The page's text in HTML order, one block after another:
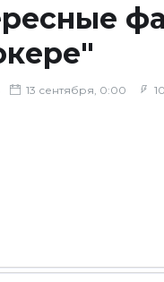
13 сентября, 0:00